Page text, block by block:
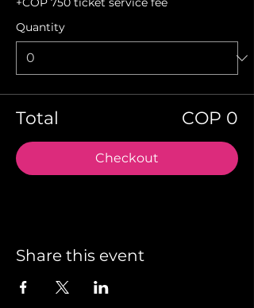
Quantity
Total COP 0
Checkout
Share this event